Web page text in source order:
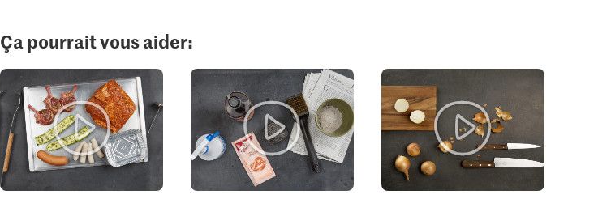
Ça pourrait vous aider: